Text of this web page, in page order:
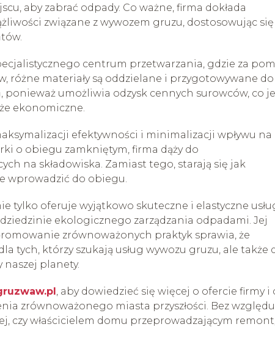
aby zabrać odpady. Co ważne, firma dokłada
związane z wywozem gruzu, dostosowując
centrum przetwarzania, gdzie za
różne materiały są oddzielane i przygotowywane do
ponieważ umożliwia odzysk cennych surowców, co
ekonomiczne.
efektywności i minimalizacji wpływu na
o obiegu zamkniętym, firma dąży do
na składowiska. Zamiast tego, starają się jak
wprowadzić do obiegu.
tylko oferuje wyjątkowo skuteczne i elastyczne
ekologicznego zarządzania odpadami. Jej
zrównoważonych praktyk sprawia, że
tych, którzy szukają usług wywozu gruzu, ale także
naszej planety.
, aby dowiedzieć się więcej o ofercie firmy i
zrównoważonego miasta przyszłości. Bez
czy właścicielem domu przeprowadzającym